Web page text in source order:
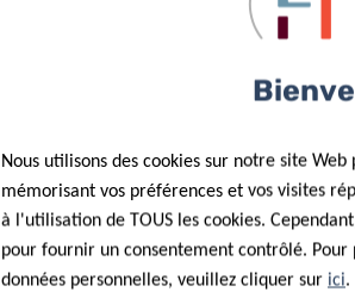
cardiaques
Nous utilisons des cookies sur notre site
mémorisant vos préférences et vos visites
à l'utilisation de TOUS les cookies.
pour fournir un consentement contrôlé.
données personnelles, veuillez cliquer sur ici.